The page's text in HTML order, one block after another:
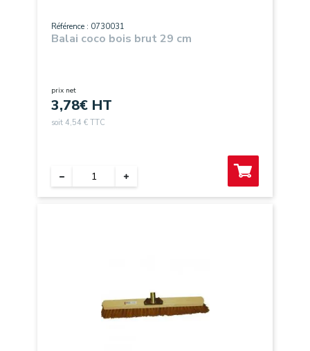
Référence : 0730031
Balai coco bois brut 29 cm
prix net
3,78€ HT
soit 4,54 € TTC